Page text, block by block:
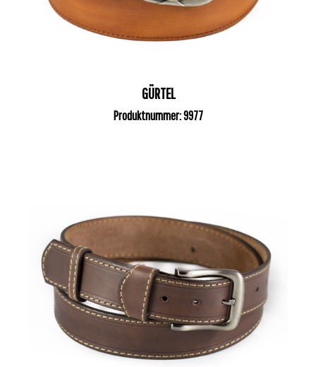
GÜRTEL
Produktnummer: 9977